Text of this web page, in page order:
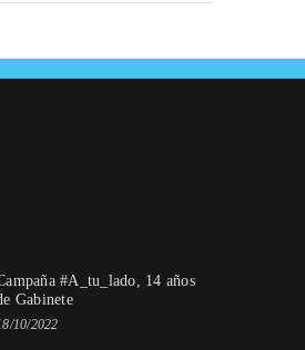
#A_tu_lado, 14 años
Gabinete
10/2022